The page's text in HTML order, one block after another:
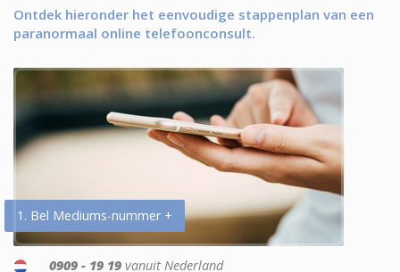
Ontdek hieronder het eenvoudige stappenplan van een
paranormaal online telefoonconsult.
1. Bel Mediums-nummer +
0909 - 19 19 vanuit Nederland